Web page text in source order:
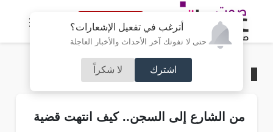
أترغب في تفعيل الإشعارات؟
حتى لا تفوتك آخر الأحداث والأخبار العاجلة
اشترك لا شكراً
النسخة الكاملة
محليات
من الشارع إلى السجن.. كيف انتهت قضية